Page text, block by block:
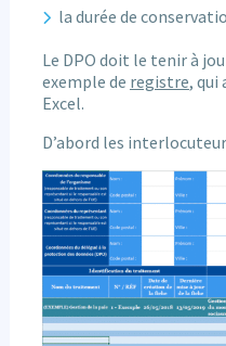
la durée de
Le DPO doit le tenir à
exemple de registre, qui
Excel.
D’abord les